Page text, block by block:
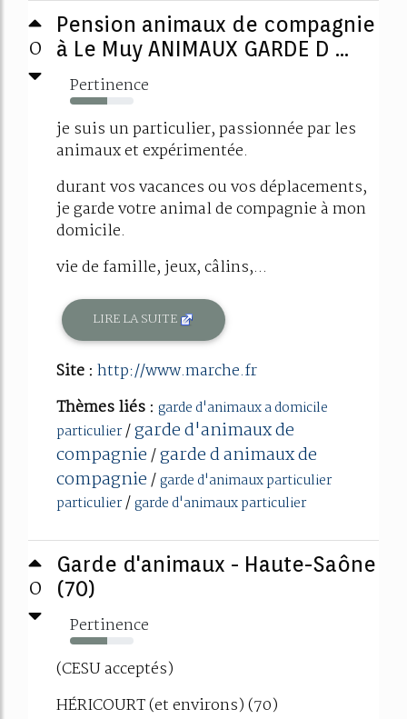
0
Pension animaux de compagnie
à Le Muy ANIMAUX GARDE D ...
Pertinence
59%
je suis un particulier, passionnée par les
animaux et expérimentée.
durant vos vacances ou vos déplacements,
je garde votre animal de compagnie à mon
domicile.
vie de famille, jeux, câlins,...
LIRE LA SUITE
Site : http://www.marche.fr
Thèmes liés : garde d'animaux a domicile
particulier/garde d'animaux de
compagnie/garde d animaux de
compagnie/ garde d'animaux particulier
particulier/ garde d'animaux particulier
0
Garde d'animaux - Haute-Saône
(70)
Pertinence
59%
(CESU acceptés)
HÉRICOURT (et environs) (70)